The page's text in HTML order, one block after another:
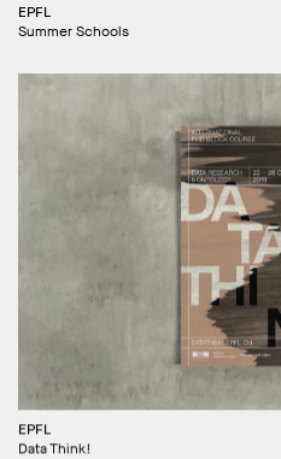
EPFL
Summer Schools
EPFL
Data Think!